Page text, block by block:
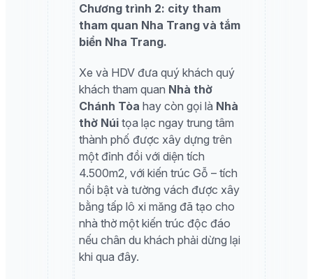
Chương trình 2: city tham
tham quan Nha Trang và tắm
biển Nha Trang.
Xe và HDV đưa quý khách quý
khách tham quan Nhà thờ
Chánh Tòa hay còn gọi là Nhà
thờ Núi tọa lạc ngay trung tâm
thành phố được xây dựng trên
một đỉnh đồi với diện tích
4.500m2, với kiến trúc Gỗ – tích
nổi bật và tường vách được xây
bằng tấp lô xi măng đã tạo cho
nhà thờ một kiến trúc độc đáo
nếu chân du khách phải dừng lại
khi qua đây.